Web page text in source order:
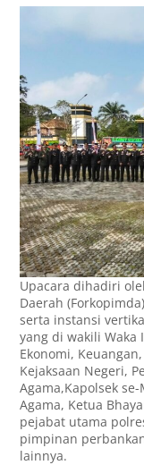
Upacara dihadiri
Daerah
serta instansi
yang di wakili Waka
Ekonomi,
Kejaksaan Negeri,
Agama,Kapolsek
Agama, Ketua
pejabat utama
pimpinan
lainnya.